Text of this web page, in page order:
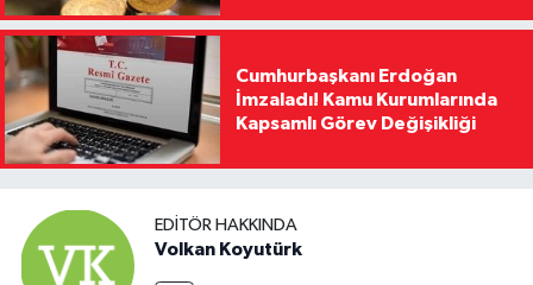
Cumhurbaşkanı Erdoğan
İmzaladı! Kamu Kurumlarında
Kapsamlı Görev Değişikliği
EDITÖR HAKKINDA
Volkan Koyutürk